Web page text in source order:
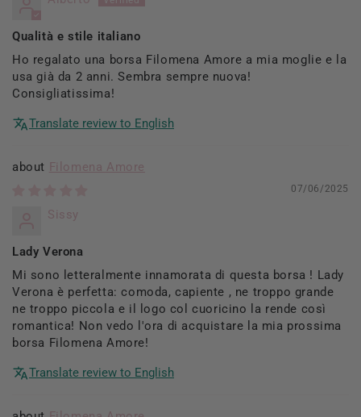
Qualità e stile italiano
Ho regalato una borsa Filomena Amore a mia moglie e la
usa già da 2 anni. Sembra sempre nuova!
Consigliatissima!
Translate review to English
Filomena Amore
07/06/2025
Sissy
Lady Verona
Mi sono letteralmente innamorata di questa borsa ! Lady
Verona è perfetta: comoda, capiente , ne troppo grande
ne troppo piccola e il logo col cuoricino la rende così
romantica! Non vedo l'ora di acquistare la mia prossima
borsa Filomena Amore!
Translate review to English